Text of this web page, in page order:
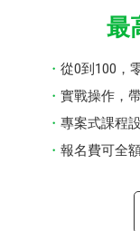
最
從0到100，
實戰操作，
專案式課程
報名費可全